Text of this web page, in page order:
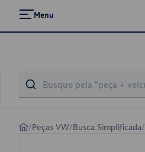
Menu
/Peças VW/Busca Simplificada/